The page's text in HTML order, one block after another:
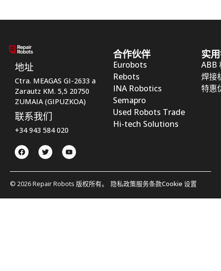
地址
Ctra. MEAGAS GI-2633 a
Zarautz KM. 5,5 20750
ZUMAIA (GIPUZKOA)
联系我们
+34 943 584 020
合作伙伴
Eurobots
Rebots
INA Robotics
Semapro
Used Robots Trade
Hi-tech Solutions
实
ABB
焊接
特惠
© 2026 Repair Robots 版权所有。 隐私政策服务条款Cookie 设置